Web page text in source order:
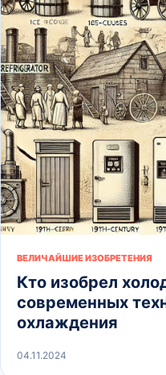
ВЕЛИЧАЙШИЕ ИЗОБРЕТЕНИЯ
Кто изобрел
современных
охлаждения
04.11.2024